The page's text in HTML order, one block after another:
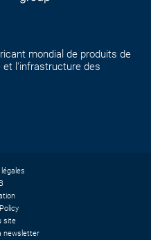
mondial de produits de
et l'infrastructure des
site
newsletter